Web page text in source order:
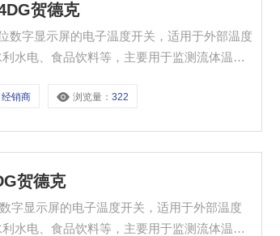
贺德克
数字显示屏的电子温度开关，适用于外部温度
水电、食品饮料等，主要用于监测流体温
经销商 浏览量：322
贺德克
字显示屏的电子温度开关，适用于外部温度
水电、食品饮料等，主要用于监测流体温